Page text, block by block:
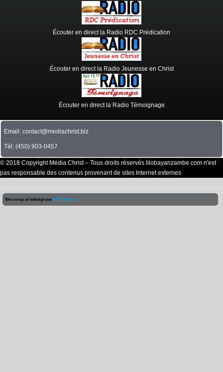
Écouter en direct la Radio RDC Prédication
Écouter en direct la Radio Jeunesse en Christ
Écouter en direct la Radio Témoignage
Email: contact@mediachrist.biz
Tél: (450) 903-0457
© 2018 Copyright Média Christ – Tous droits réservés lilobayanzambe.com n'est
pas responsable des contenus provenant de sites Internet externes
Site conçu et hébergé par RDC Netcom